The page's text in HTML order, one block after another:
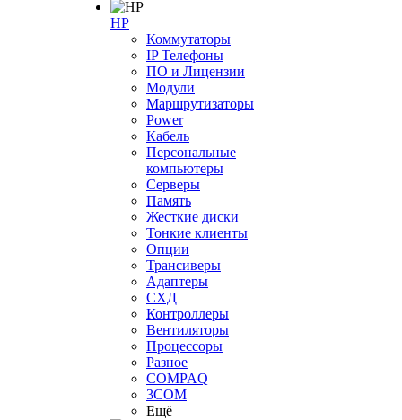
HP
Коммутаторы
IP Телефоны
ПО и Лицензии
Модули
Маршрутизаторы
Power
Кабель
Персональные
компьютеры
Серверы
Память
Жесткие диски
Тонкие клиенты
Опции
Трансиверы
Адаптеры
СХД
Контроллеры
Вентиляторы
Процессоры
Разное
COMPAQ
3COM
Ещё